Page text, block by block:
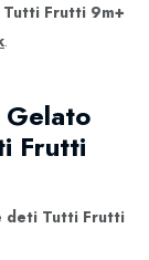
Frutti 9m+
.
Frutti
deti Tutti Frutti